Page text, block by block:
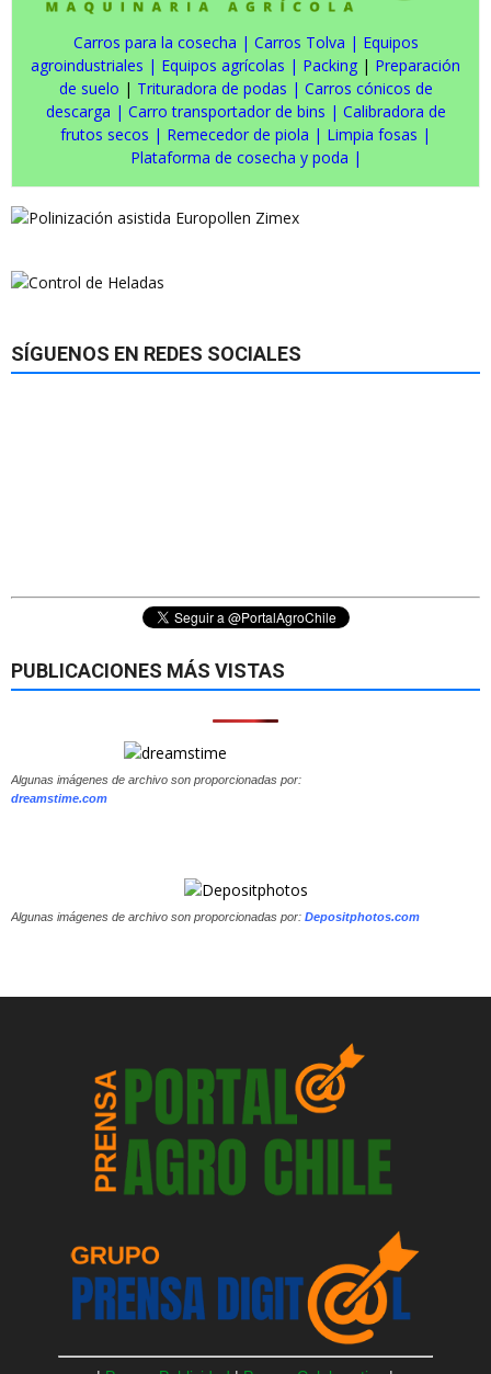
Carros para la cosecha | Carros Tolva | Equipos
agroindustriales | Equipos agrícolas | Packing | Preparación
de suelo | Trituradora de podas | Carros cónicos de
descarga | Carro transportador de bins | Calibradora de
frutos secos | Remecedor de piola | Limpia fosas |
Plataforma de cosecha y poda |
SÍGUENOS EN REDES SOCIALES
PUBLICACIONES MÁS VISTAS
Algunas imágenes de archivo son proporcionadas por:
dreamstime.com
Algunas imágenes de archivo son proporcionadas por: Depositphotos.com